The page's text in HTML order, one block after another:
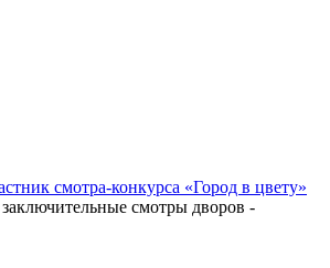
смотра-конкурса «Город в цвету»
смотры дворов -